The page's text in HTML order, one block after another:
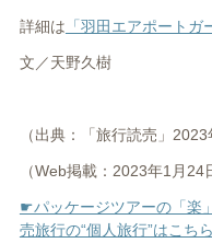
詳細は 「羽田エアポート
文／天野久樹
（出典：「旅行読売」2023
（Web掲載：2023年1月24
☛パッケージツアーの「楽
売旅行の“個人旅行”はこち